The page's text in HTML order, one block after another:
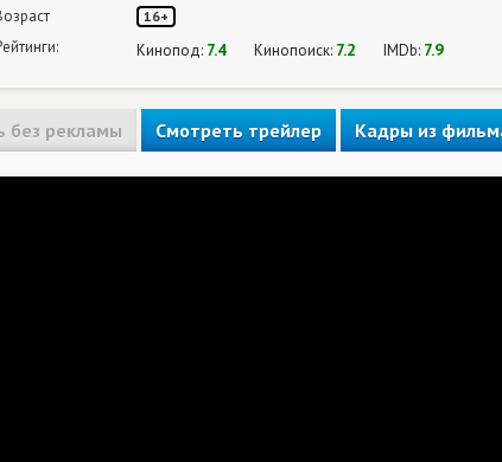
16+
Кинопод: 7.4 Кинопоиск: 7.2 IMDb: 7.9
без рекламы Смотреть трейлер Кадры из